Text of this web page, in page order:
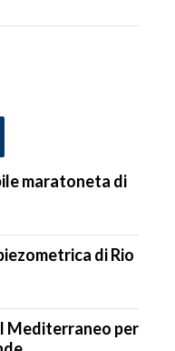
maratoneta di
di Rio
Mediterraneo per